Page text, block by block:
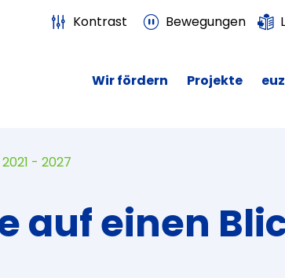
Kontrast Bewegungen
Wir fördern Projekte
- 2027
auf einen